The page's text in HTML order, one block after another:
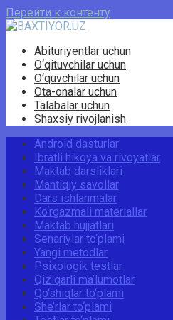
Перейти к контенту
Abituriyentlar uchun
O‘qituvchilar uchun
O‘quvchilar uchun
Ota-onalar uchun
Talabalar uchun
Shaxsiy rivojlanish
Android dasturlar
Ibratli hikoya va rivoyatlar
Maktab darsliklari
Mantiqiy savollar
Dars ishlanmalar
Ko‘rgazmali materiallar
Maktab hujjatlari
Senariylar to‘plami
Yangi metodlar
Psixologik testlar
Qiziqarli ma’lumotlar
Qo‘shiqlar to‘plami
She’rlar to‘plami